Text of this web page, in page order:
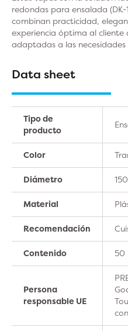
redondas para ensalada
combinan practicidad,
experiencia óptima al cliente
adaptadas a las
Data sheet
Tipo de
producto
Color
Diámetro 150
Material
Recomendación
Contenido 50
Persona
responsable UE